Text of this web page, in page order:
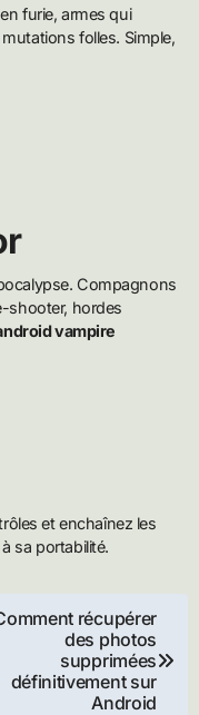
furie, armes qui
folles. Simple,
Compagnons
shooter, hordes
vampire
et enchaînez les
sa portabilité.
récupérer
des photos
supprimées
définitivement sur
Android